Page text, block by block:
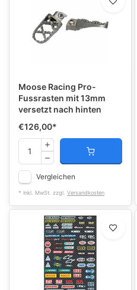
Moose Racing Pro-
Fussrasten mit 13mm
versetzt nach hinten
€126,00*
Vergleichen
* Inkl. MwSt. zzgl. Versandkosten